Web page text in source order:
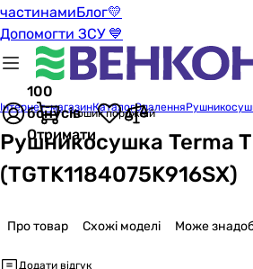
частинамиБлог💛
Допомогти ЗСУ 💙
100
бонусів
Отримати
Кошик порожній
Інтернет-магазинКаталогОпалення
Рушникосушка Terma
(TGTK1184075K916SX)
Про товар Схожі моделі Може
Додати відгук